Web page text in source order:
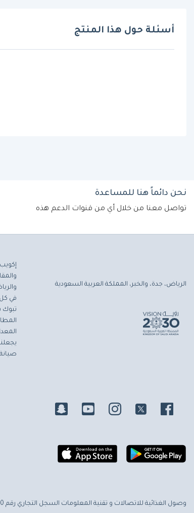
أسئلة حول هذا المنتج
نحن دائماً هنا للمساعدة
تواصل معنا من خلال أي من قنوات الدعم هذه
الرياض، جدة، والخبر، المملكة العربية السعودية
في كل
تبوك
وصول الغذائية للاتصالات و تقنية المعلومات السجل التجاري رقم 2052002870